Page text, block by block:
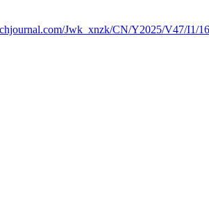
Jwk_xnzk/CN/Y2025/V47/I1/